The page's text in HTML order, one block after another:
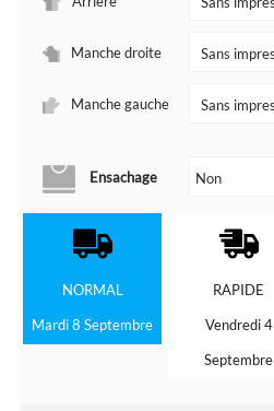
Manche droite
Manche gauche
Ensachage
NORMAL
Mardi 8 Septembre
RAPIDE
Vendredi 4
Septembre